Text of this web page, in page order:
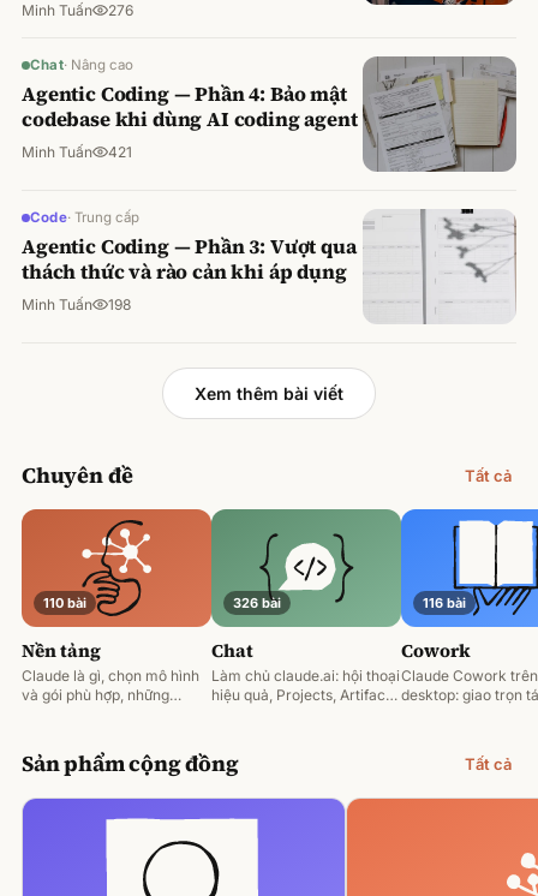
Minh Tuấn 276
Chat· Nâng cao
Agentic Coding — Phần 4: Bảo mật
codebase khi dùng AI coding agent
Minh Tuấn 421
Code· Trung cấp
Agentic Coding — Phần 3: Vượt qua
thách thức và rào cản khi áp dụng
Minh Tuấn 198
Xem thêm bài viết
Chuyên đề Tất cả
110 bài
Nền tảng
Claude là gì, chọn mô hình
và gói phù hợp, những
326 bài
Chat
Làm chủ claude.ai: hội thoại
hiệu quả, Projects, Artifacts
116 bài
Cowork
Claude Cowork trên
desktop: giao trọn
Sản phẩm cộng đồng Tất cả